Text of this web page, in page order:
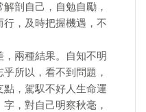
剖自己，自勉自勵，
，及時把握機遇，不
兩種結果。自知不明
所以，看不到問題，
，駕馭不好人生命運
，對自己明察秋毫，